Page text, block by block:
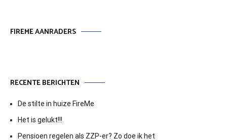
FIREME AANRADERS
RECENTE BERICHTEN
De stilte in huize FireMe
Het is gelukt!!!
Pensioen regelen als ZZP-er? Zo doe ik het